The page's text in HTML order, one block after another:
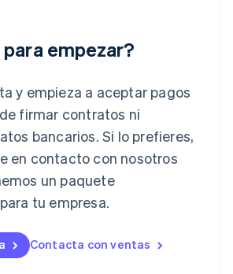
empezar?
y empieza a aceptar pagos
firmar contratos ni
bancarios. Si lo prefieres,
en contacto con nosotros
un paquete
tu empresa.
Contacta con ventas